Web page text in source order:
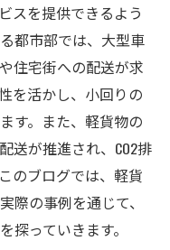
スを提供できるよう
都市部では、大型車
住宅街への配送が求
を活かし、小回りの
す。また、軽貨物の
送が推進され、CO2排
のブログでは、軽貨
際の事例を通じて、
探っていきます。